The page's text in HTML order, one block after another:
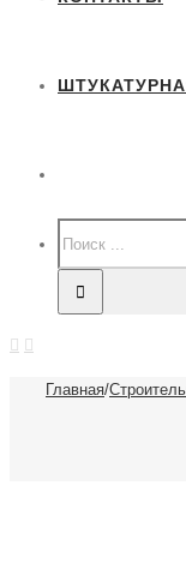
Главная/